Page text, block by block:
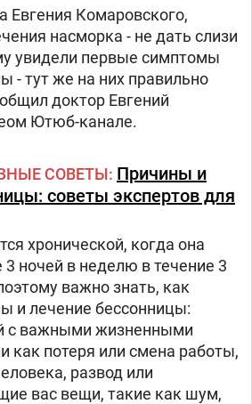
Евгения Комаровского,
насморка - не дать слизи
увидели первые симптомы
- тут же на них правильно
доктор Евгений
Ютюб-канале.
СОВЕТЫ Причины и
советы экспертов для
хронической, когда она
3 ночей в неделю в течение 3
важно знать, как
и лечение бессонницы:
с важными жизненными
как потеря или смена работы,
развод или
вас вещи, такие как шум,